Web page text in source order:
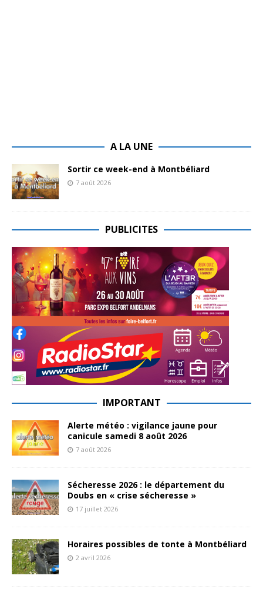
A LA UNE
Sortir ce week-end à Montbéliard
7 août 2026
PUBLICITES
IMPORTANT
Alerte météo : vigilance jaune pour
canicule samedi 8 août 2026
7 août 2026
Sécheresse 2026 : le département du
Doubs en « crise sécheresse »
17 juillet 2026
Horaires possibles de tonte à Montbéliard
2 avril 2026